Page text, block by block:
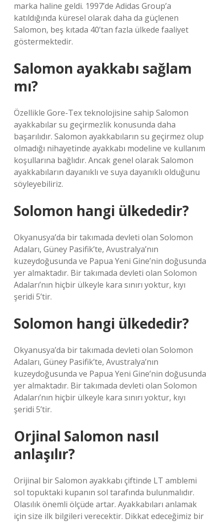
marka haline geldi. 1997’de Adidas Group’a
katıldığında küresel olarak daha da güçlenen
Salomon, beş kıtada 40’tan fazla ülkede faaliyet
göstermektedir.
Salomon ayakkabı sağlam
mı?
Özellikle Gore-Tex teknolojisine sahip Salomon
ayakkabılar su geçirmezlik konusunda daha
başarılıdır. Salomon ayakkabıların su geçirmez olup
olmadığı nihayetinde ayakkabı modeline ve kullanım
koşullarına bağlıdır. Ancak genel olarak Salomon
ayakkabıların dayanıklı ve suya dayanıklı olduğunu
söyleyebiliriz.
Solomon hangi ülkededir?
Okyanusya’da bir takımada devleti olan Solomon
Adaları, Güney Pasifik’te, Avustralya’nın
kuzeydoğusunda ve Papua Yeni Gine’nin doğusunda
yer almaktadır. Bir takımada devleti olan Solomon
Adaları’nın hiçbir ülkeyle kara sınırı yoktur, kıyı
şeridi 5’tir.
Solomon hangi ülkededir?
Okyanusya’da bir takımada devleti olan Solomon
Adaları, Güney Pasifik’te, Avustralya’nın
kuzeydoğusunda ve Papua Yeni Gine’nin doğusunda
yer almaktadır. Bir takımada devleti olan Solomon
Adaları’nın hiçbir ülkeyle kara sınırı yoktur, kıyı
şeridi 5’tir.
Orjinal Salomon nasıl
anlaşılır?
Orijinal bir Salomon ayakkabı çiftinde LT amblemi
sol topuktaki kupanın sol tarafında bulunmalıdır.
Olasılık önemli ölçüde artar. Ayakkabıları anlamak
için size ilk bilgileri verecektir. Dikkat edeceğimiz bir